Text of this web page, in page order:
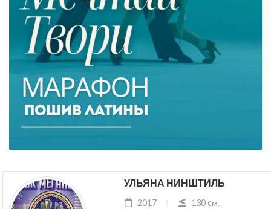
УЛЬЯНА НИНШТИЛЬ
2017
130 cм.